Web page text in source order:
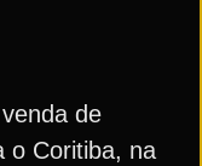
de
o Coritiba, na